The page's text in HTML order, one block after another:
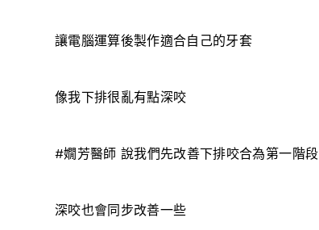
讓電腦運算後製作適合自己的牙套
像我下排很亂有點深咬
#嫺芳醫師 說我們先改善下排咬合為第一階段
深咬也會同步改善一些